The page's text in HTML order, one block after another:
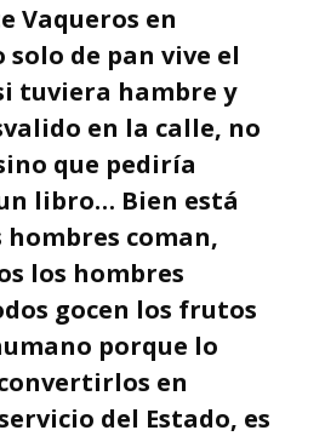
Vaqueros en
solo de pan vive el
tuviera hambre y
en la calle, no
que pediría
libro… Bien está
hombres coman,
los hombres
gocen los frutos
porque lo
en
del Estado, es